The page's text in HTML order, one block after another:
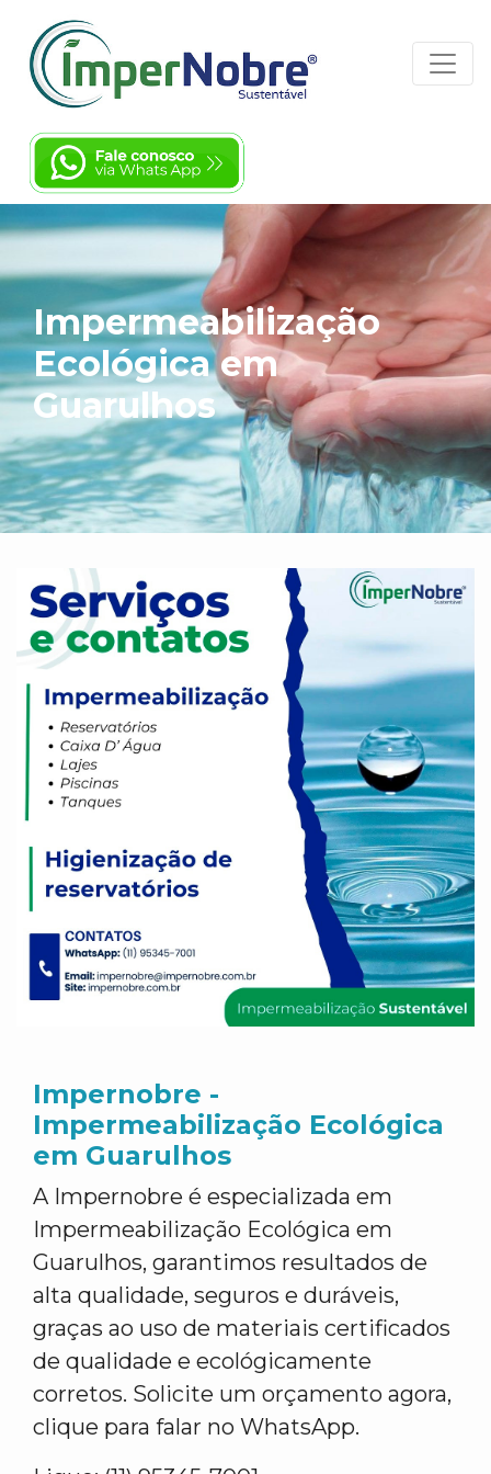
Impermeabilização
Ecológica em
Guarulhos
Impernobre -
Impermeabilização Ecológica
em Guarulhos
A Impernobre é especializada em
Impermeabilização Ecológica em
Guarulhos, garantimos resultados de
alta qualidade, seguros e duráveis,
graças ao uso de materiais certificados
de qualidade e ecológicamente
corretos. Solicite um orçamento agora,
clique para falar no WhatsApp.